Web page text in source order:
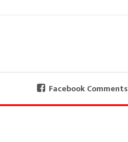
Facebook Comments